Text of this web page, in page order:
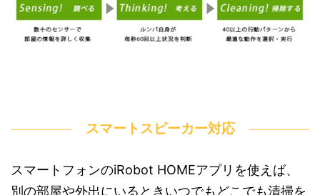
スマートスピーカー対応
スマートフォンのiRobot HOMEアプリを使えば、
別の部屋や外出にいるときいつでもどこでも清掃を